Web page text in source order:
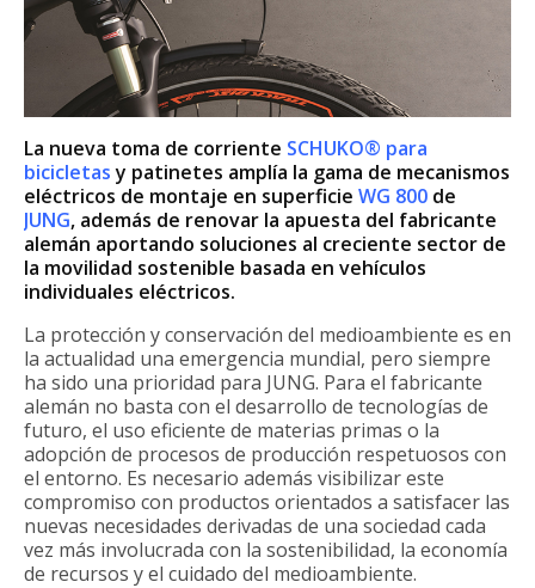
La nueva toma de corriente SCHUKO® para
bicicletasy patinetes amplía la gama de mecanismos
eléctricos de montaje en superficie WG 800 de
JUNG, además de renovar la apuesta del fabricante
alemán aportando soluciones al creciente sector de
la movilidad sostenible basada en vehículos
individuales eléctricos.
La protección y conservación del medioambiente es en
la actualidad una emergencia mundial, pero siempre
ha sido una prioridad para JUNG. Para el fabricante
alemán no basta con el desarrollo de tecnologías de
futuro, el uso eficiente de materias primas o la
adopción de procesos de producción respetuosos con
el entorno. Es necesario además visibilizar este
compromiso con productos orientados a satisfacer las
nuevas necesidades derivadas de una sociedad cada
vez más involucrada con la sostenibilidad, la economía
de recursos y el cuidado del medioambiente.